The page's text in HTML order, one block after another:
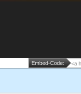
Embed-Code: